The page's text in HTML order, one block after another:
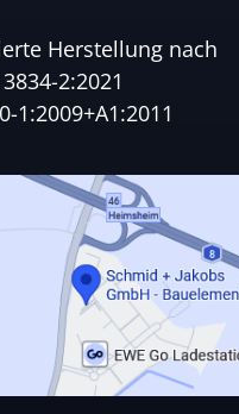
Herstellung nach
2:2021
1:2009+A1:2011